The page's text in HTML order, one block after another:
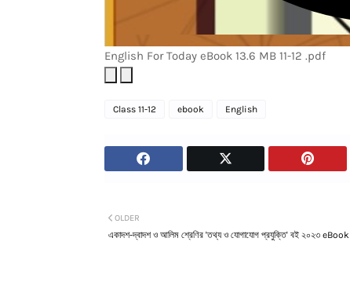
English For Today eBook 13.6 MB 11-12 .pdf
Class 11-12 ebook English
OLDER
একাদশ-দ্বাদশ ও আলিম শ্রেণির 'তথ্য ও যোগাযোগ প্রযুক্তি' বই ২০২৩ eBook